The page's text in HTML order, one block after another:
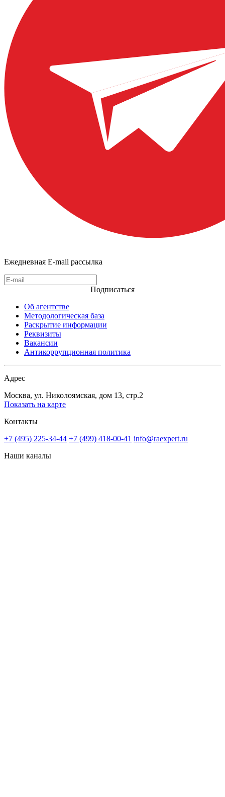
Ежедневная E-mail рассылка
Подписаться
Об агентстве
Методологическая база
Раскрытие информации
Реквизиты
Вакансии
Антикоррупционная политика
Адрес
Москва, ул. Николоямская, дом 13, стр.2
Показать на карте
Контакты
+7 (495) 225-34-44 +7 (499) 418-00-41 info@raexpert.ru
Наши каналы